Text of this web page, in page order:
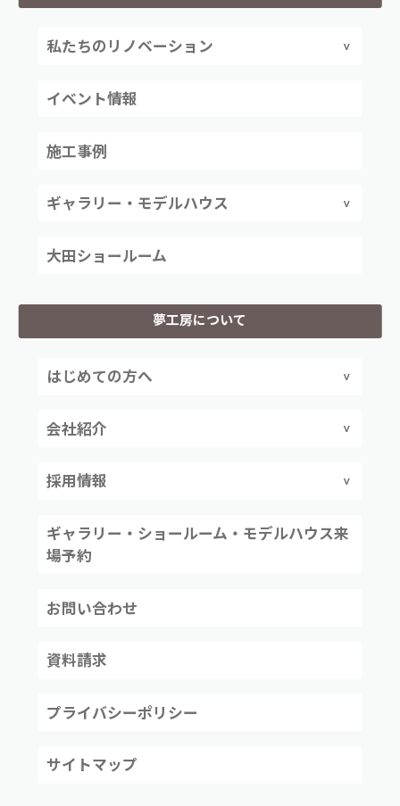
私たちのリノベーション
イベント情報
施工事例
ギャラリー・モデルハウス
大田ショールーム
夢工房について
はじめての方へ
会社紹介
採用情報
ギャラリー・ショールーム・モデルハウス来
場予約
お問い合わせ
資料請求
プライバシーポリシー
サイトマップ